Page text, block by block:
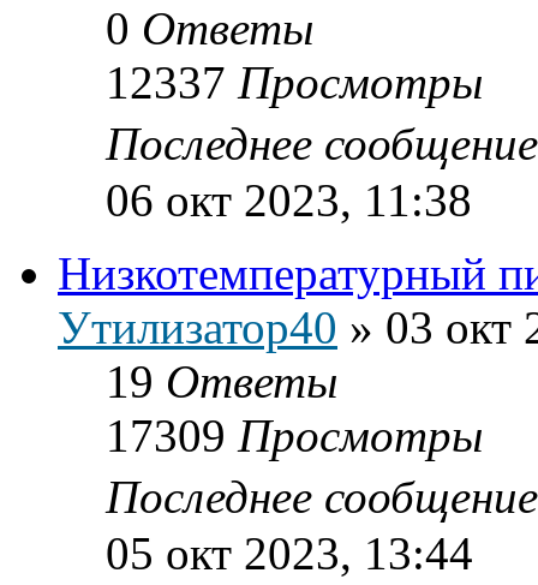
0 Ответы
12337 Просмотры
Последнее
06 окт 2023, 11:38
Низкотемпературный
Утилизатор40 » 03 окт
19 Ответы
17309 Просмотры
Последнее
05 окт 2023, 13:44